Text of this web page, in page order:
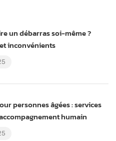
un débarras soi-même ?
inconvénients
personnes âgées : services
humain